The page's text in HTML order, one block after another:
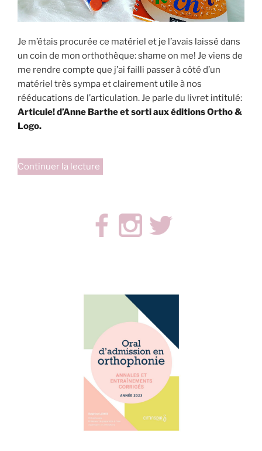
Je m’étais procurée ce matériel et je l’avais laissé dans
un coin de mon orthothèque: shame on me! Je viens de
me rendre compte que j’ai failli passer à côté d’un
matériel très sympa et clairement utile à nos
rééducations de l’articulation. Je parle du livret intitulé:
Articule! d’Anne Barthe et sorti aux éditions Ortho &
Logo.
Continuer la lecture